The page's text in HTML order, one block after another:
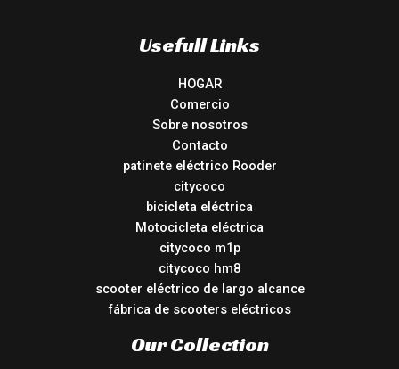
Usefull Links
HOGAR
Comercio
Sobre nosotros
Contacto
patinete eléctrico Rooder
citycoco
bicicleta eléctrica
Motocicleta eléctrica
citycoco m1p
citycoco hm8
scooter eléctrico de largo alcance
fábrica de scooters eléctricos
Our Collection